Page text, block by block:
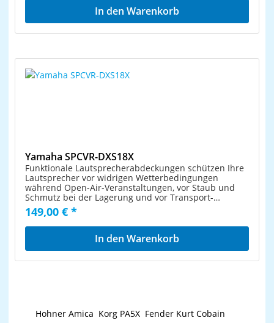
In den Warenkorb
Yamaha SPCVR-DXS18X
Funktionale Lautsprecherabdeckungen schützen Ihre
Lautsprecher vor widrigen Wetterbedingungen
während Open-Air-Veranstaltungen, vor Staub und
Schmutz bei der Lagerung und vor Transport-
Beschädigungen. ACHTUNG: Die Abdeckungen
garantieren keinen Schutz vor Tropfwasser. (Geeignet
für Lautsprecher: DXS18XLF/18XLF-D, CXS18XLF)
Kompatible Lautsprecher: DXS18XLF/18XLF-D,
CXS18XLF Gewicht: 2,2 kg; 4,9 lbs. Volumen: 0,15 m³
149,00 € *
In den Warenkorb
Hohner Amica Korg PA5X Fender Kurt Cobain